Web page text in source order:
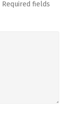
Required fields